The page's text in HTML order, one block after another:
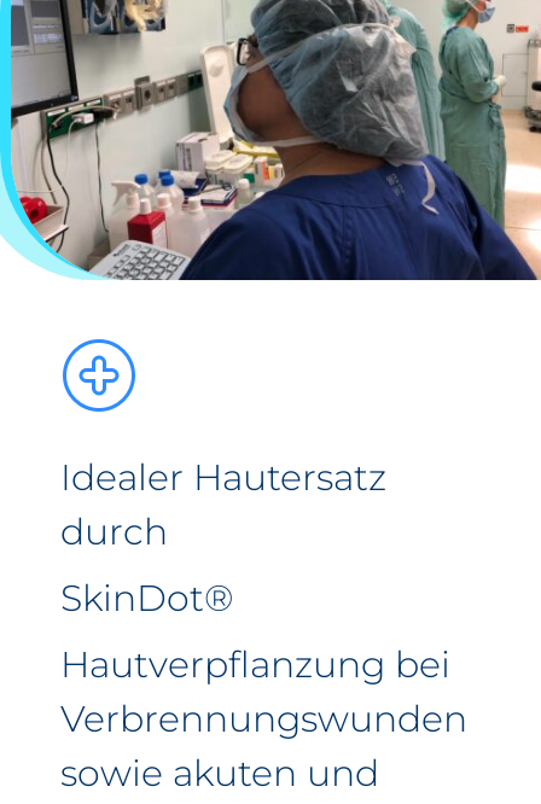
Idealer Hautersatz
durch
SkinDot®
Hautverpflanzung bei
Verbrennungswunden
sowie akuten und